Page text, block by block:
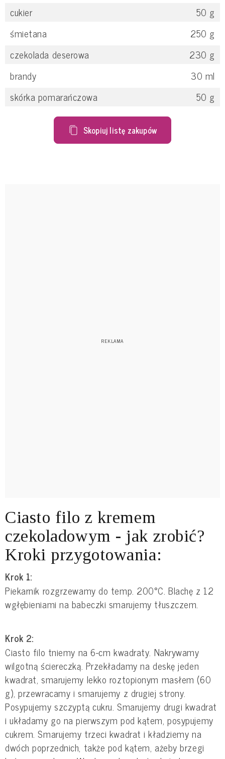
cukier
50 g
śmietana
250 g
czekolada deserowa
230 g
brandy
30 ml
skórka pomarańczowa
50 g
Skopiuj listę zakupów
Ciasto filo z kremem
czekoladowym - jak zrobić?
Kroki przygotowania:
Krok 1:
Piekarnik rozgrzewamy do temp. 200°C. Blachę z 12
wgłębieniami na babeczki smarujemy tłuszczem.
Krok 2:
Ciasto filo tniemy na 6-cm kwadraty. Nakrywamy
wilgotną ściereczką. Przekładamy na deskę jeden
kwadrat, smarujemy lekko roztopionym masłem (60
g), przewracamy i smarujemy z drugiej strony.
Posypujemy szczyptą cukru. Smarujemy drugi kwadrat
i układamy go na pierwszym pod kątem, posypujemy
cukrem. Smarujemy trzeci kwadrat i kładziemy na
dwóch poprzednich, także pod kątem, ażeby brzegi